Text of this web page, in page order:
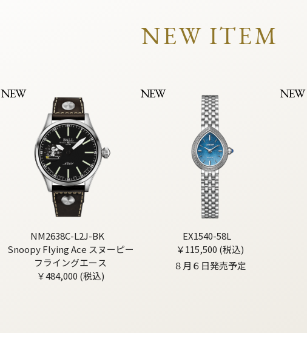
NEW ITEM
NEW
NM2638C-L2J-BK
Snoopy Flying Ace スヌーピー
フライングエース
￥484,000 (税込)
NEW
EX1540-58L
￥115,500 (税込)
８月６日発売予定
NEW